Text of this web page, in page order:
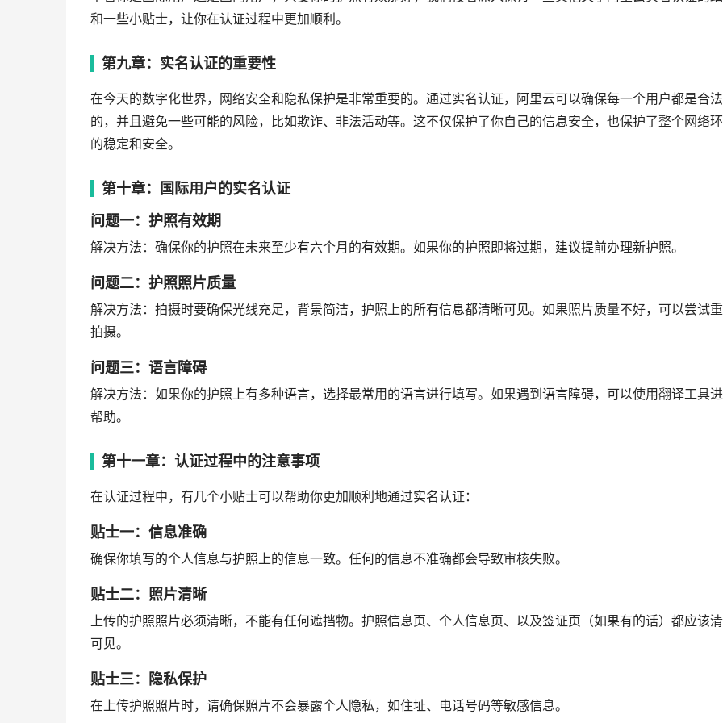
和一些小贴士，让你在认证过程中更加顺利。
第九章：实名认证的重要性
在今天的数字化世界，网络安全和隐私保护是非常重要的。通过实名认证，阿里云可以确保每一个用户都是合法
的，并且避免一些可能的风险，比如欺诈、非法活动等。这不仅保护了你自己的信息安全，也保护了整个网络
的稳定和安全。
第十章：国际用户的实名认证
问题一：护照有效期
解决方法：确保你的护照在未来至少有六个月的有效期。如果你的护照即将过期，建议提前办理新护照。
问题二：护照照片质量
解决方法：拍摄时要确保光线充足，背景简洁，护照上的所有信息都清晰可见。如果照片质量不好，可以尝试
拍摄。
问题三：语言障碍
解决方法：如果你的护照上有多种语言，选择最常用的语言进行填写。如果遇到语言障碍，可以使用翻译工具
帮助。
第十一章：认证过程中的注意事项
在认证过程中，有几个小贴士可以帮助你更加顺利地通过实名认证：
贴士一：信息准确
确保你填写的个人信息与护照上的信息一致。任何的信息不准确都会导致审核失败。
贴士二：照片清晰
上传的护照照片必须清晰，不能有任何遮挡物。护照信息页、个人信息页、以及签证页（如果有的话）都应该
可见。
贴士三：隐私保护
在上传护照照片时，请确保照片不会暴露个人隐私，如住址、电话号码等敏感信息。